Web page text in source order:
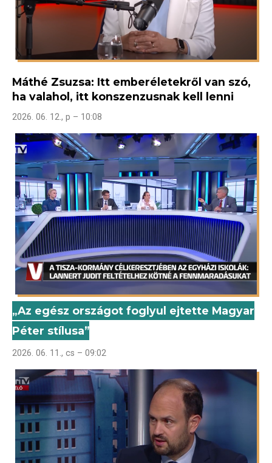
Máthé Zsuzsa: Itt emberéletekről van szó,
ha valahol, itt konszenzusnak kell lenni
2026. 06. 12., p – 10:08
„Az egész országot foglyul ejtette Magyar
Péter stílusa”
2026. 06. 11., cs – 09:02